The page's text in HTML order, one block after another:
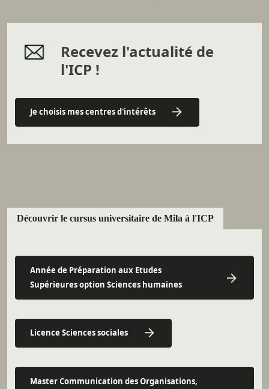
Recevez l'actualité de
l'ICP !
Je choisis mes centres d'intérêts
Découvrir le cursus universitaire de Mila à l'ICP
Année de Préparation aux Etudes
Supérieures option Sciences humaines
Licence Sciences sociales
Master Communication des Organisations,